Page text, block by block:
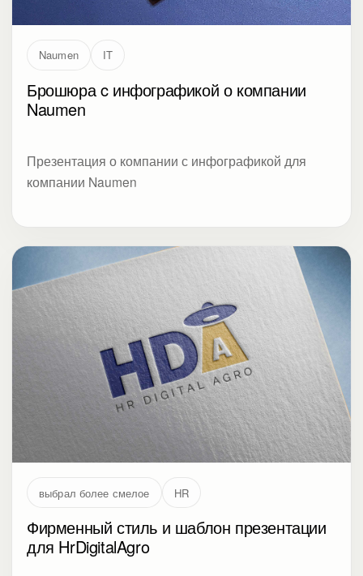
Naumen IT
Брошюра c инфографикой о компании
Naumen
Презентация о компании с инфографикой для
компании Naumen
выбрал более смелое HR
Фирменный стиль и шаблон презентации
для HrDigitalAgro